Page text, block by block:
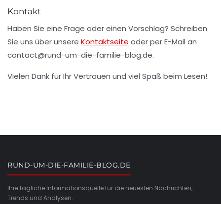
Kontakt
Haben Sie eine Frage oder einen Vorschlag? Schreiben
Sie uns über unsere Kontaktseite oder per E-Mail an
contact@rund-um-die-familie-blog.de.
Vielen Dank für Ihr Vertrauen und viel Spaß beim Lesen!
RUND-UM-DIE-FAMILIE-BLOG.DE
Ihre tägliche Informationsquelle für die neuesten Nachrichten,
Trends und Analysen.